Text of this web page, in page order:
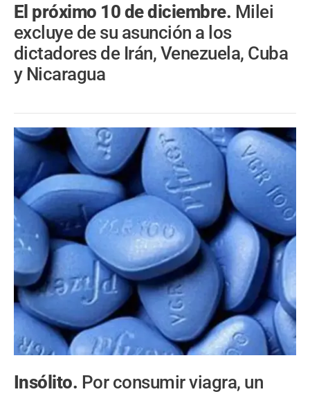
El próximo 10 de diciembre. Milei
excluye de su asunción a los
dictadores de Irán, Venezuela, Cuba
y Nicaragua
Insólito. Por consumir viagra, un